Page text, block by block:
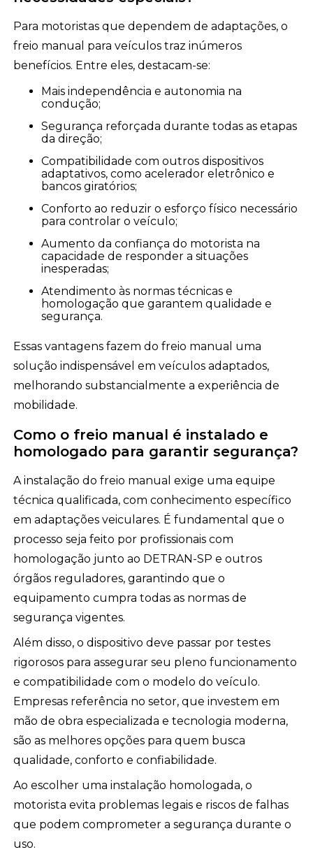
Para motoristas que dependem de adaptações, o
freio manual para veículos traz inúmeros
benefícios. Entre eles, destacam-se:
Mais independência e autonomia na
condução;
Segurança reforçada durante todas as etapas
da direção;
Compatibilidade com outros dispositivos
adaptativos, como acelerador eletrônico e
bancos giratórios;
Conforto ao reduzir o esforço físico necessário
para controlar o veículo;
Aumento da confiança do motorista na
capacidade de responder a situações
inesperadas;
Atendimento às normas técnicas e
homologação que garantem qualidade e
segurança.
Essas vantagens fazem do freio manual uma
solução indispensável em veículos adaptados,
melhorando substancialmente a experiência de
mobilidade.
Como o freio manual é instalado e
homologado para garantir segurança?
A instalação do freio manual exige uma equipe
técnica qualificada, com conhecimento específico
em adaptações veiculares. É fundamental que o
processo seja feito por profissionais com
homologação junto ao DETRAN-SP e outros
órgãos reguladores, garantindo que o
equipamento cumpra todas as normas de
segurança vigentes.
Além disso, o dispositivo deve passar por testes
rigorosos para assegurar seu pleno funcionamento
e compatibilidade com o modelo do veículo.
Empresas referência no setor, que investem em
mão de obra especializada e tecnologia moderna,
são as melhores opções para quem busca
qualidade, conforto e confiabilidade.
Ao escolher uma instalação homologada, o
motorista evita problemas legais e riscos de falhas
que podem comprometer a segurança durante o
uso.